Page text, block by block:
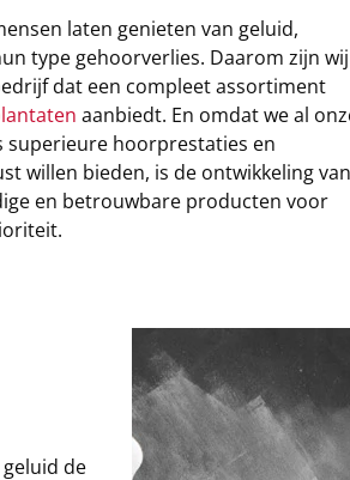
laten genieten van geluid,
type gehoorverlies. Daarom zijn wij
dat een compleet assortiment
aanbiedt. En omdat we al
superieure hoorprestaties en
willen bieden, is de ontwikkeling van
en betrouwbare producten voor
de